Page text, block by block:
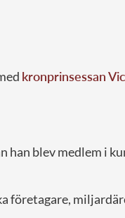
kronprinsessan
han blev medlem i
företagare,